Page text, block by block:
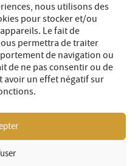
nous utilisons des
pour stocker et/ou
Le fait de
permettra de traiter
de navigation ou
de ne pas consentir ou de
avoir un effet négatif sur
2026 OR Royalties Inc